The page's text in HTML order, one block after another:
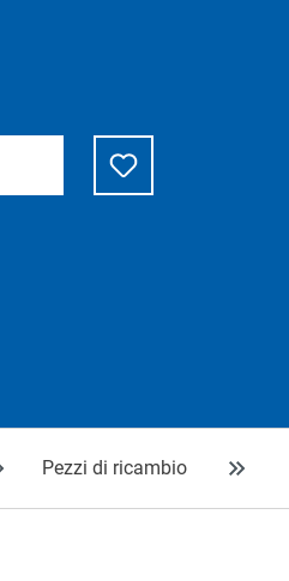
Pezzi di ricambio